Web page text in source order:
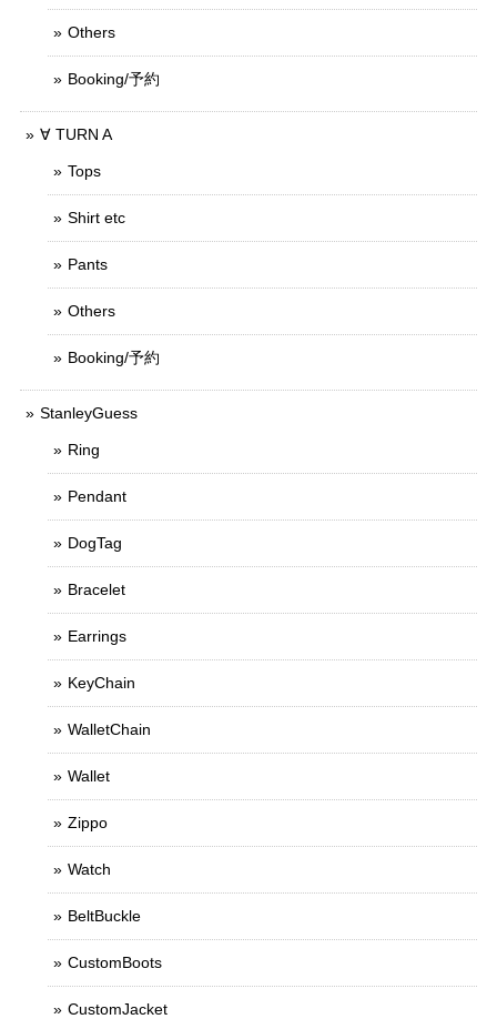
Others
Booking/予約
∀ TURN A
Tops
Shirt etc
Pants
Others
Booking/予約
StanleyGuess
Ring
Pendant
DogTag
Bracelet
Earrings
KeyChain
WalletChain
Wallet
Zippo
Watch
BeltBuckle
CustomBoots
CustomJacket